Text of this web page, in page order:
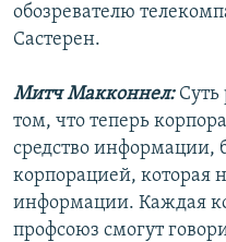
обозревателю
Састерен.
Митч Макконнел:
том, что теперь
средство информации,
корпорацией, которая
информации. Каждая
профсоюз смогут